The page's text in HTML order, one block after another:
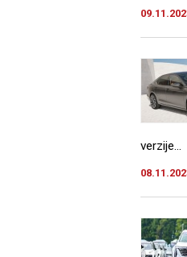
verzije...